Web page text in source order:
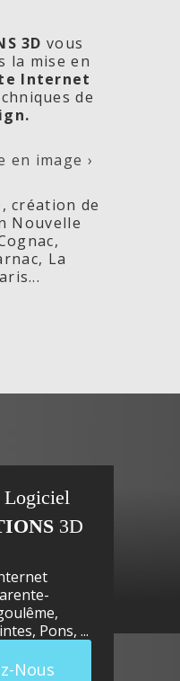
-
3D vous
la mise en
Internet
de
image ›
création de
Nouvelle
La
Logiciel
3D
,
, Pons, ...
Nous